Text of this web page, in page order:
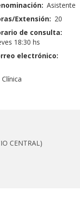
Asistente
Extensión: 20
de consulta:
18:30 hs
electrónico:
CENTRAL)